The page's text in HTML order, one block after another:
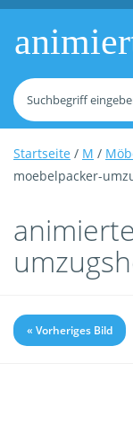
Startseite / M /
moebelpacker-
« Vorheriges Bild